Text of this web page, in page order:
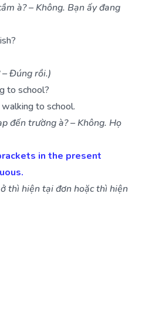
à? – Không. Bạn ấy đang
Đúng rồi.)
to school?
to school.
đến trường à? – Không. Họ
in the present
thì hiện tại đơn hoặc thì hiện